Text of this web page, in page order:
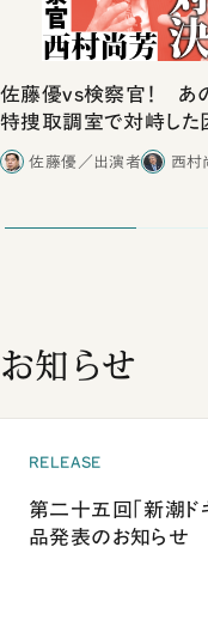
佐藤優vs検察官！ あ
特捜取調室で対峙した
合ったこと
佐藤優／出演者 西村
お知らせ
RELEASE
第二十五回「新潮ド
品発表のお知らせ